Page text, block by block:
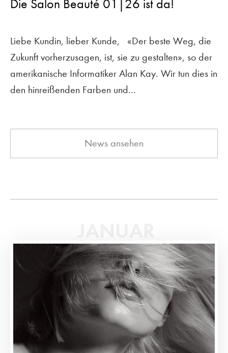
Die Salon Beauté 01|26 ist da!
Liebe Kundin, lieber Kunde, «Der beste Weg, die
Zukunft vorherzusagen, ist, sie zu gestalten», so der
amerikanische Informatiker Alan Kay. Wir tun dies in
den hinreißenden Farben und...
News ansehen